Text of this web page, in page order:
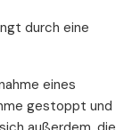
durch eine
eines
gestoppt und